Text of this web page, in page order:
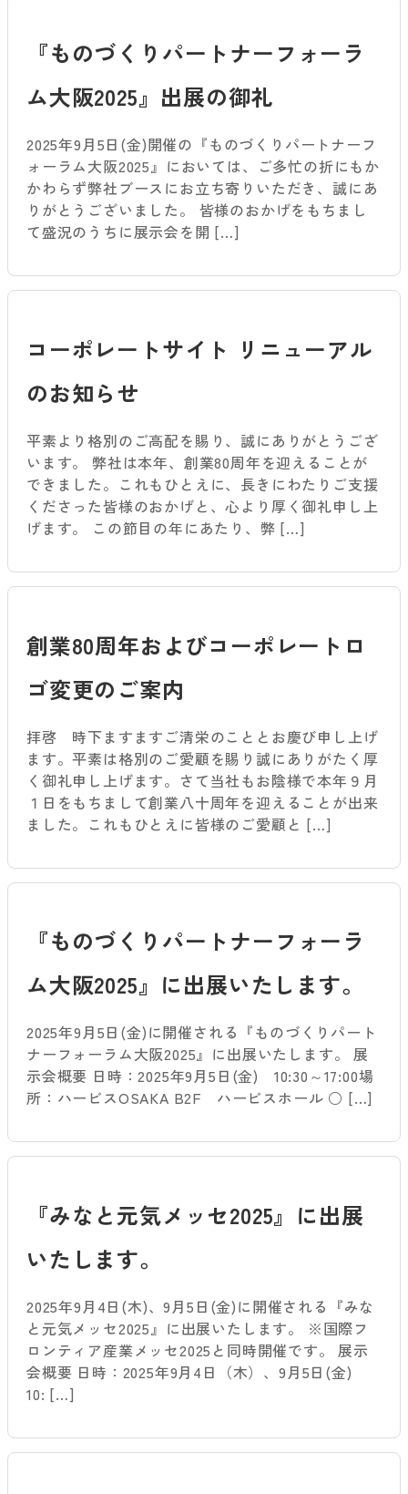
『ものづくりパートナーフォーラ
ム大阪2025』出展の御礼
2025年9月5日(金)開催の『ものづくりパートナーフ
ォーラム大阪2025』においては、ご多忙の折にもか
かわらず弊社ブースにお立ち寄りいただき、誠にあ
りがとうございました。 皆様のおかげをもちまし
て盛況のうちに展示会を開 […]
コーポレートサイト リニューアル
のお知らせ
平素より格別のご高配を賜り、誠にありがとうござ
います。 弊社は本年、創業80周年を迎えることが
できました。これもひとえに、長きにわたりご支援
くださった皆様のおかげと、心より厚く御礼申し上
げます。 この節目の年にあたり、弊 […]
創業80周年およびコーポレートロ
ゴ変更のご案内
拝啓 時下ますますご清栄のこととお慶び申し上げ
ます。平素は格別のご愛顧を賜り誠にありがたく厚
く御礼申し上げます。さて当社もお陰様で本年９月
１日をもちまして創業八十周年を迎えることが出来
ました。これもひとえに皆様のご愛顧と […]
『ものづくりパートナーフォーラ
ム大阪2025』に出展いたします。
2025年9月5日(金)に開催される『ものづくりパート
ナーフォーラム大阪2025』に出展いたします。 展
示会概要 日時：2025年9月5日(金) 10:30～17:00場
所：ハービスOSAKA B2F ハービスホール ○ […]
『みなと元気メッセ2025』に出展
いたします。
2025年9月4日(木)、9月5日(金)に開催される『みな
と元気メッセ2025』に出展いたします。 ※国際フ
ロンティア産業メッセ2025と同時開催です。 展示
会概要 日時：2025年9月4日（木）、9月5日(金)
10: […]